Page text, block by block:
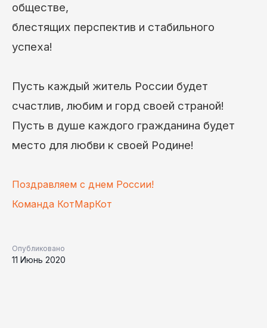
обществе,
блестящих перспектив и стабильного
успеха!
Пусть каждый житель России будет
счастлив, любим и горд своей страной!
Пусть в душе каждого гражданина будет
место для любви к своей Родине!
Поздравляем с днем России!
Команда КотМарКот
Опубликовано
11 Июнь 2020